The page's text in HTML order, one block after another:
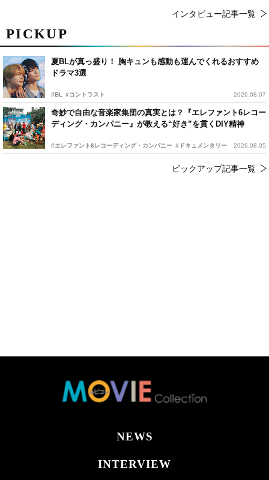
PICKUP
夏BLが真っ盛り！ 胸キュンも感動も運んでくれるおすすめ
ドラマ3選
#BL #コントラスト 2026.08.07
奇妙で自由な音楽家集団の真実とは？『エレファント6レコー
ディング・カンパニー』が教える“好き”を貫くDIY精神
#エレファント6レコーディング・カンパニー #ドキュメンタリー 2026.08.05
ピックアップ記事一覧
インタビュー記事一覧
NEWS
INTERVIEW